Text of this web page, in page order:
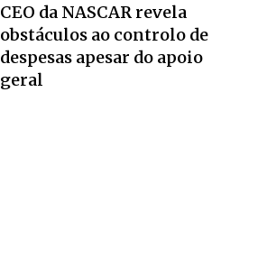
CEO da NASCAR revela
obstáculos ao controlo de
despesas apesar do apoio
geral